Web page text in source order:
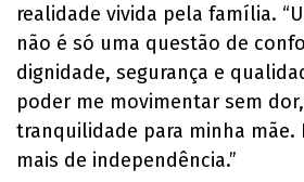
realidade vivida pela família.
não é só uma questão de
dignidade, segurança e
poder me movimentar sem
tranquilidade para minha mãe.
mais de independência.”